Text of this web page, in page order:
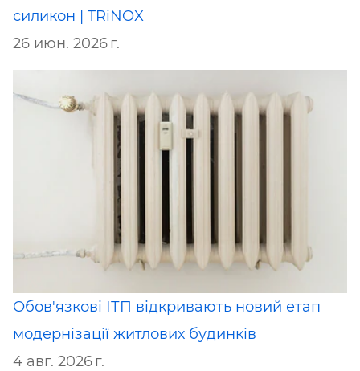
силикон | TRiNOX
26 июн. 2026 г.
Обов'язкові ІТП відкривають новий етап
модернізації житлових будинків
4 авг. 2026 г.